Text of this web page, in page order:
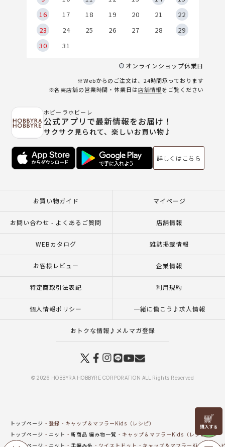
リリヤン
フェア
16
17 18 19 20 21
22
23
24 25 26 27 28
29
30
31
オンラインショップ休業日
※Webからのご注文は、24時間承っております
※各実店舗の営業時間・休業日は店舗情報をご覧ください
ホビーラホビーレ
公式アプリで最新情報をお届け！
サクサク見られて、楽しいお買い物♪
詳しくはこちら
お買い物ガイド マイページ
お問い合わせ - よくあるご質問 店舗情報
WEBカタログ 雑誌掲載情報
お客様レビュー 企業情報
特定商取引法表記 利用規約
個人情報ポリシー 一緒に働こう♪求人情報
おトクな情報♪メルマガ登録
© 2026 HOBBYRA HOBBYRE CORPORATION ALL Rights Reserved
トップページ 登録
キャップ＆マフラーKids（レシピ）
トップページ
ニット 新商品 編み物一覧
キャップ＆マフラーKids（レシピ）
トップページ
ニット 手編み糸 ツイストドット キャップ＆マフラーKids（レシ